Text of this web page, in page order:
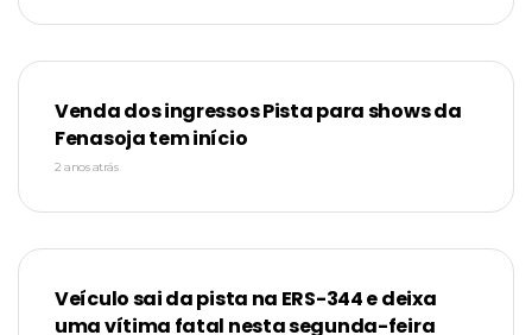
Venda dos ingressos Pista para shows da
Fenasoja tem início
2 anos atrás
Veículo sai da pista na ERS-344 e deixa
uma vítima fatal nesta segunda-feira